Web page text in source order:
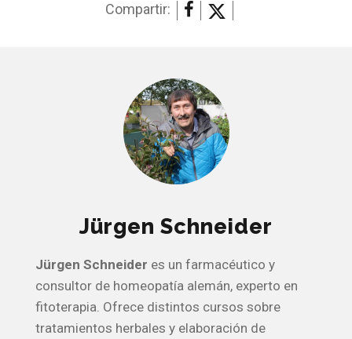
Compartir:
Jürgen Schneider
Jürgen Schneider es un farmacéutico y
consultor de homeopatía alemán, experto en
fitoterapia. Ofrece distintos cursos sobre
tratamientos herbales y elaboración de